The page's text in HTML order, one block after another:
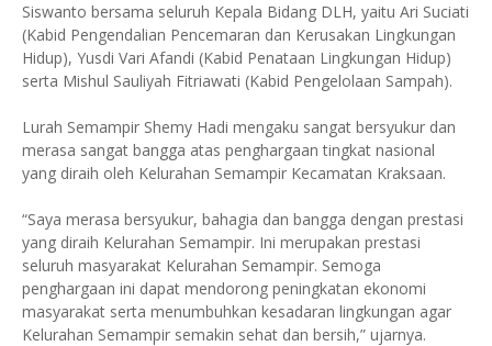
Siswanto bersama seluruh Kepala Bidang DLH, yaitu Ari Suciati
(Kabid Pengendalian Pencemaran dan Kerusakan Lingkungan
Hidup), Yusdi Vari Afandi (Kabid Penataan Lingkungan Hidup)
serta Mishul Sauliyah Fitriawati (Kabid Pengelolaan Sampah).
Lurah Semampir Shemy Hadi mengaku sangat bersyukur dan
merasa sangat bangga atas penghargaan tingkat nasional
yang diraih oleh Kelurahan Semampir Kecamatan Kraksaan.
“Saya merasa bersyukur, bahagia dan bangga dengan prestasi
yang diraih Kelurahan Semampir. Ini merupakan prestasi
seluruh masyarakat Kelurahan Semampir. Semoga
penghargaan ini dapat mendorong peningkatan ekonomi
masyarakat serta menumbuhkan kesadaran lingkungan agar
Kelurahan Semampir semakin sehat dan bersih,” ujarnya.